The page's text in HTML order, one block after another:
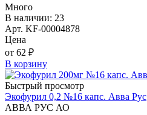
Много
В наличии: 23
Арт. KF-00004878
Цена
от 62 ₽
В корзину
Быстрый просмотр
Экофурил 0,2 №16 капс. Авва Рус
АВВА РУС АО